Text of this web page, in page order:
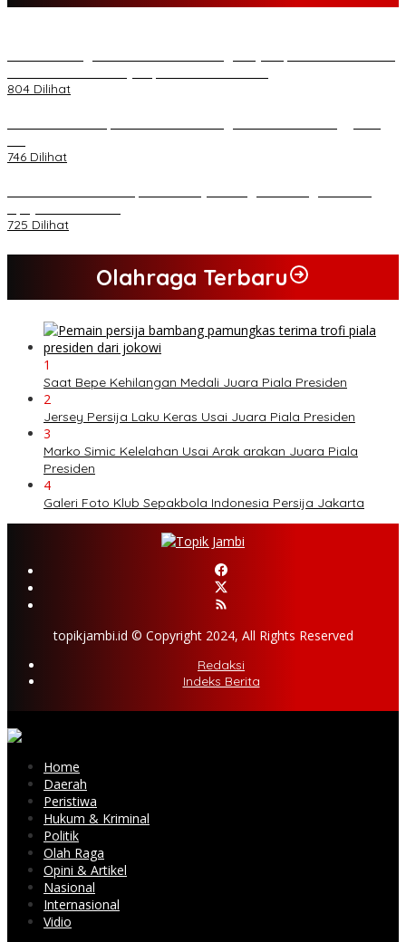
804 Dilihat
746 Dilihat
725 Dilihat
Olahraga Terbaru
1
Saat Bepe Kehilangan Medali Juara Piala Presiden
2
Jersey Persija Laku Keras Usai Juara Piala Presiden
3
Marko Simic Kelelahan Usai Arak arakan Juara Piala
Presiden
4
Galeri Foto Klub Sepakbola Indonesia Persija Jakarta
topikjambi.id © Copyright 2024, All Rights Reserved
Redaksi
Indeks Berita
Home
Daerah
Peristiwa
Hukum & Kriminal
Politik
Olah Raga
Opini & Artikel
Nasional
Internasional
Vidio